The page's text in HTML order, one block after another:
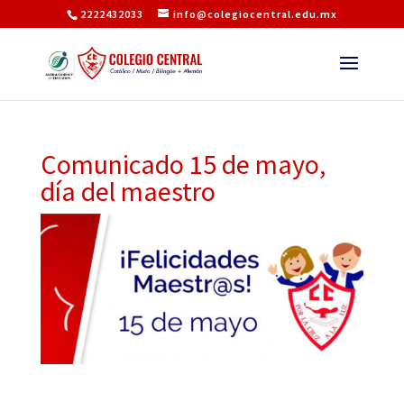
2222432033 info@colegiocentral.edu.mx
Comunicado 15 de mayo,
día del maestro